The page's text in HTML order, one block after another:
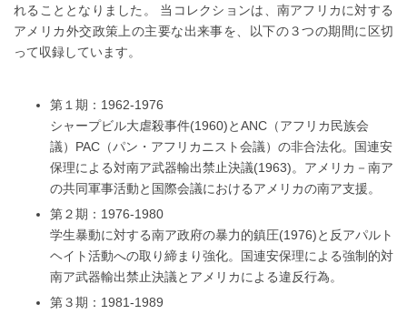
れることとなりました。 当コレクションは、南アフリカに対する
アメリカ外交政策上の主要な出来事を、以下の３つの期間に区切
って収録しています。
第１期：1962-1976
シャープビル大虐殺事件(1960)とANC（アフリカ民族会
議）PAC（パン・アフリカニスト会議）の非合法化。国連安
保理による対南ア武器輸出禁止決議(1963)。アメリカ－南ア
の共同軍事活動と国際会議におけるアメリカの南ア支援。
第２期：1976-1980
学生暴動に対する南ア政府の暴力的鎮圧(1976)と反アパルト
ヘイト活動への取り締まり強化。国連安保理による強制的対
南ア武器輸出禁止決議とアメリカによる違反行為。
第３期：1981-1989